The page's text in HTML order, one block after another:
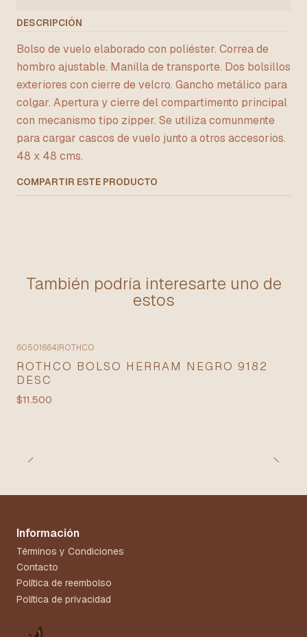
DESCRIPCIÓN
Bolso de vuelo elaborado con poliéster. Correa de
hombro ajustable. Manilla de transporte. Dos bolsillos
exteriores con cierre de velcro. Gancho metálico para
colgar. Apertura y cierre del compartimento principal
con mecanismo tipo zipper. Se utiliza comunmente
para cargar cascos de vuelo junto a otros accesorios.
48 x 48 cms.
COMPARTIR ESTE PRODUCTO
También podría interesarte uno de
estos
60501664 ROTHCO
ROTHCO BOLSO HERRAM NEGRO 9182
DESC
$11.500
Información
Términos y Condiciones
Contacto
Política de reembolso
Política de privacidad